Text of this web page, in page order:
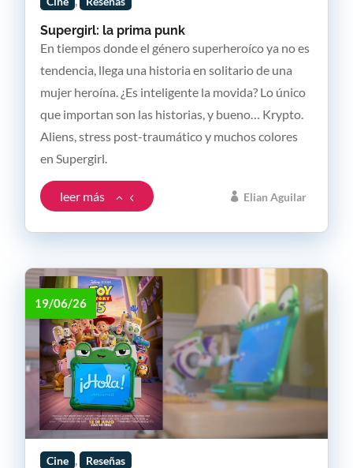
Supergirl: la prima punk
Elian Aguilar
En tiempos donde el género superheroíco ya no es
tendencia, llega una historia en solitario de una
mujer heroína. ¿Es inteligente la movida? Lo único
que importan son las historias, y bueno… Krypto.
Aliens, stress post-traumático y muchos colores
en Supergirl.
leer más
19/06/26
Cine Reseñas